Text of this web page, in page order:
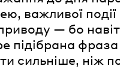
важливої
— бо
підібрана
сильніше, ніж